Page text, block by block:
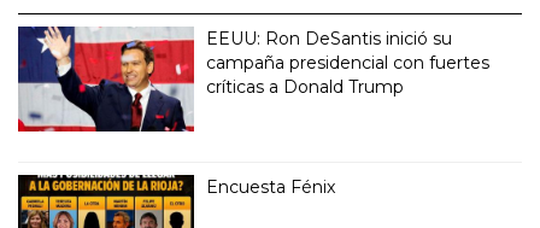
EEUU: Ron DeSantis inició su
campaña presidencial con fuertes
críticas a Donald Trump
Encuesta Fénix